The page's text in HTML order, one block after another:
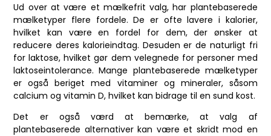
Ud over at være et mælkefrit valg, har plantebaserede
mælketyper flere fordele. De er ofte lavere i kalorier,
hvilket kan være en fordel for dem, der ønsker at
reducere deres kalorieindtag. Desuden er de naturligt fri
for laktose, hvilket gør dem velegnede for personer med
laktoseintolerance. Mange plantebaserede mælketyper
er også beriget med vitaminer og mineraler, såsom
calcium og vitamin D, hvilket kan bidrage til en sund kost.
Det er også værd at bemærke, at valg af
plantebaserede alternativer kan være et skridt mod en